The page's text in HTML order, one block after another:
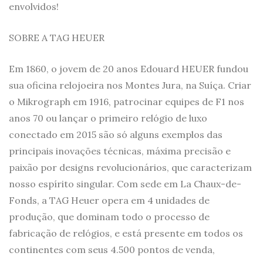
envolvidos!
SOBRE A TAG HEUER
Em 1860, o jovem de 20 anos Edouard HEUER fundou
sua oficina relojoeira nos Montes Jura, na Suíça. Criar
o Mikrograph em 1916, patrocinar equipes de F1 nos
anos 70 ou lançar o primeiro relógio de luxo
conectado em 2015 são só alguns exemplos das
principais inovações técnicas, máxima precisão e
paixão por designs revolucionários, que caracterizam
nosso espírito singular. Com sede em La Chaux-de-
Fonds, a TAG Heuer opera em 4 unidades de
produção, que dominam todo o processo de
fabricação de relógios, e está presente em todos os
continentes com seus 4.500 pontos de venda,